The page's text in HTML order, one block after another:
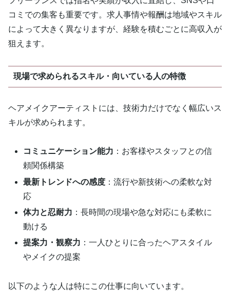
コミでの集客も重要です。求人事情や報酬は地域やスキル
によって大きく異なりますが、経験を積むごとに高収入が
狙えます。
現場で求められるスキル・向いている人の特徴
ヘアメイクアーティストには、技術力だけでなく幅広いス
キルが求められます。
コミュニケーション能力 ：お客様やスタッフとの信
頼関係構築
最新トレンドへの感度 ：流行や新技術への柔軟な対
応
体力と忍耐力 ：長時間の現場や急な対応にも柔軟に
動ける
提案力・観察力 ：一人ひとりに合ったヘアスタイル
やメイクの提案
以下のような人は特にこの仕事に向いています。